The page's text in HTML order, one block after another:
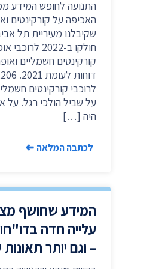
התנועה לחופש המידע
האכיפה על קורקינטים
חולקו ב-2022
לרוכבי קורקינטים
על שביל הולכי רגל. על
היה […]
לכתבה המלאה
המידע שחושף
עלייה חדה
– וגם יותר